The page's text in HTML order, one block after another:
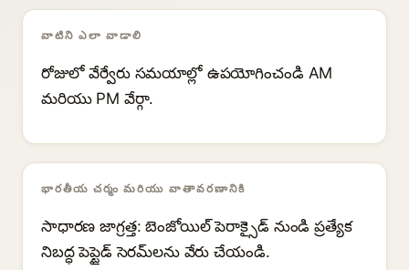
వాటిని ఎలా వాడాలి
రోజులో వేర్వేరు సమయాల్లో ఉపయోగించండి AM
మరియు PM వేర్గా.
భారతీయ చర్మం మరియు వాతావరణానికి
సాధారణ జాగ్రత్త: బెంజోయిల్ పెరాక్సైడ్ నుండి ప్రత్యేక
నిబద్ధ పెప్టైడ్ సెరమ్‌లను వేరు చేయండి.